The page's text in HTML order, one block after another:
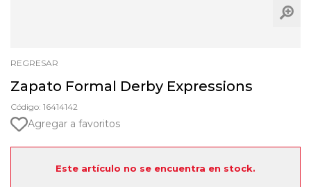
REGRESAR
Zapato Formal Derby Expressions
Código: 16414142
Agregar a favoritos
Este artículo no se encuentra en stock.